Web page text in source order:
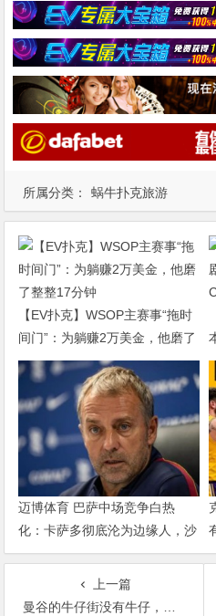
所属分类： 蜗牛扑克旅游
【EV扑克】WSOP主赛事“拖时
间门”：为躺赚2万美金，他磨了
整整17分钟
迈博体育 巴萨中场竞争白热
化：卡萨多彻底沦为边缘人，沙
特高薪邀约引发去留两难
上一篇
曼谷的牛仔街没有牛仔，只有酒吧